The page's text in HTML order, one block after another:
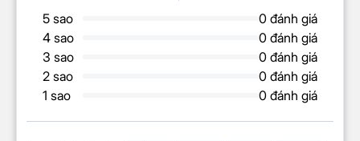
5 sao
0 đánh giá
4 sao
0 đánh giá
3 sao
0 đánh giá
2 sao
0 đánh giá
1 sao
0 đánh giá